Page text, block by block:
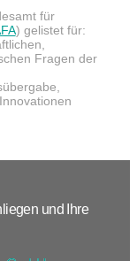
für
) gelistet für:
Fragen der
und Ihre